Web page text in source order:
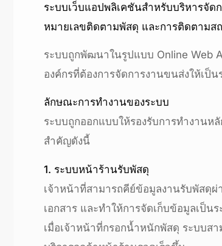
ระบบเว็บแอปพลิเคชันสำหรับบริหารจัด
หมายเลขติดตามพัสดุ และการติดตามส
ระบบถูกพัฒนาในรูปแบบ Online Web
องค์กรที่ต้องการจัดการงานขนส่งให้เป็
ลักษณะการทำงานของระบบ
ระบบถูกออกแบบให้รองรับการทำงาน
สำคัญดังนี้
1. ระบบหน้าร้านรับพัสดุ
เจ้าหน้าที่สามารถคีย์ข้อมูลงานรับพัสดุ
เอกสาร และทำให้การจัดเก็บข้อมูลเป็น
เมื่อเจ้าหน้าที่กรอกน้ำหนักพัสดุ ระบบส